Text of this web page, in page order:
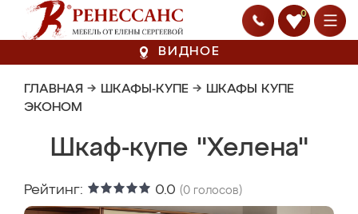
0
ВИДНОЕ
ГЛАВНАЯ → ШКАФЫ-КУПЕ → ШКАФЫ КУПЕ
ЭКОНОМ
Шкаф-купе "Хелена"
Рейтинг: 0.0 (0 голосов)